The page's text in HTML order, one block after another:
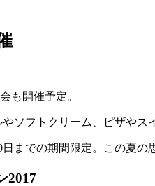
も開催予定。
ソフトクリーム、ピザや
までの期間限定。この夏の
2017